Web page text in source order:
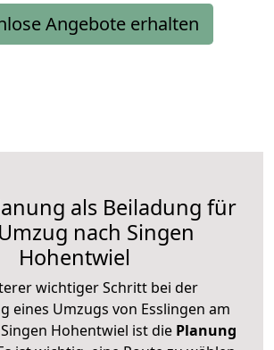
Angebote erhalten
als Beiladung für
nach Singen
Hohentwiel
wichtiger Schritt bei der
eines Umzugs von Esslingen am
Hohentwiel ist diePlanung